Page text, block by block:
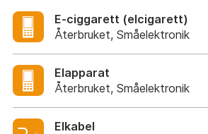
E-ciggarett (elcigarett)
Återbruket, Småelektronik
Elapparat
Återbruket, Småelektronik
Elkabel